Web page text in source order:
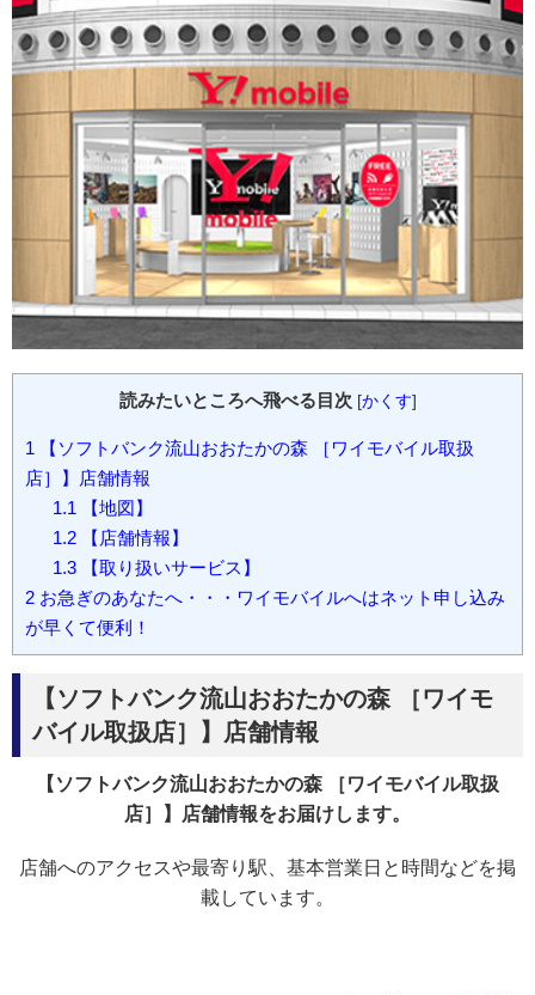
読みたいところへ飛べる目次 [かくす]
1 【ソフトバンク流山おおたかの森 ［ワイモバイル取扱
店］】店舗情報
1.1【地図】
1.2【店舗情報】
1.3【取り扱いサービス】
2 お急ぎのあなたへ・・・ワイモバイルへはネット申し込み
が早くて便利！
【ソフトバンク流山おおたかの森 ［ワイモ
バイル取扱店］】店舗情報
【ソフトバンク流山おおたかの森 ［ワイモバイル取扱
店］】店舗情報をお届けします。
店舗へのアクセスや最寄り駅、基本営業日と時間などを掲
載しています。